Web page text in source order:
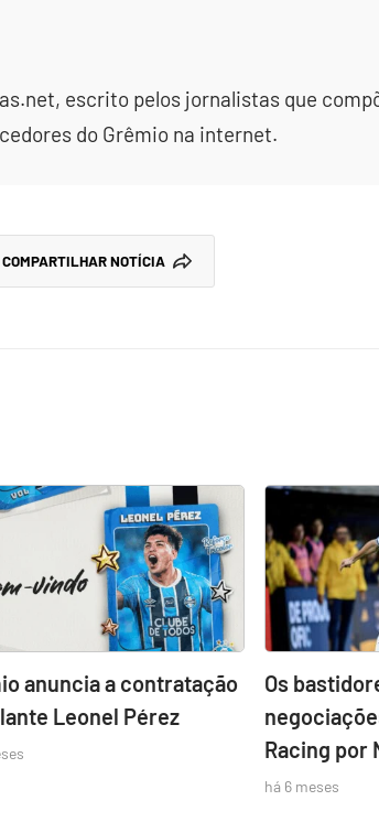
escrito pelos jornalistas que
do Grêmio na internet.
COMPARTILHAR NOTÍCIA
anuncia a contratação
Leonel Pérez
Os
Racing por
há 6 meses